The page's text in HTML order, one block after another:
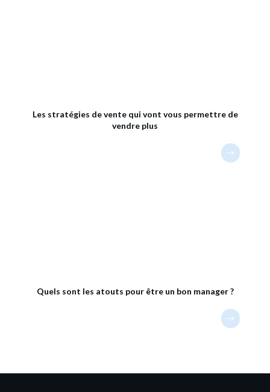
Les stratégies de vente qui vont vous permettre de
vendre plus
Quels sont les atouts pour être un bon manager ?